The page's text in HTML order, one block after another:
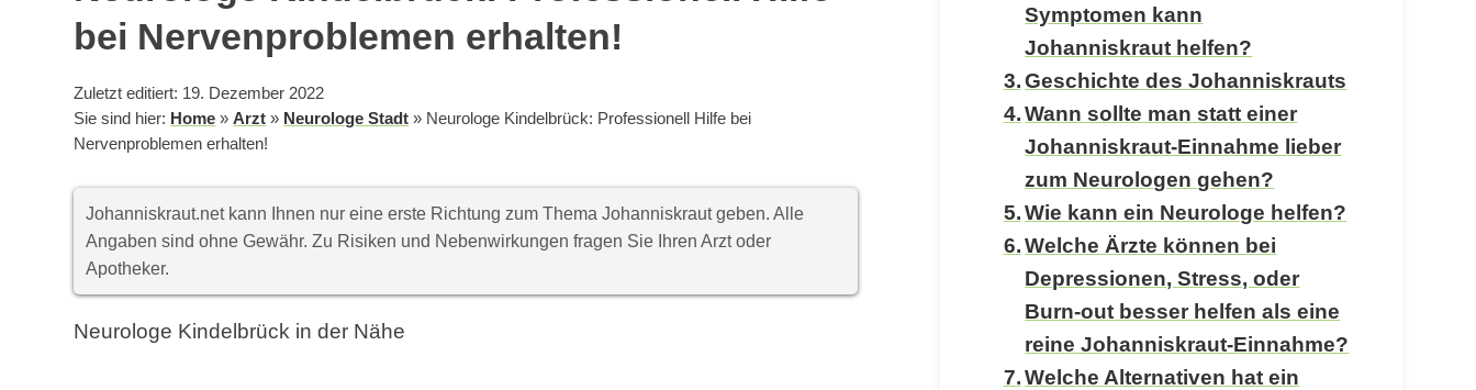
bei Nervenproblemen erhalten!
Zuletzt editiert: 19. Dezember 2022
Sie sind hier: Home »Arzt » Neurologe Stadt » Neurologe Kindelbrück: Professionell Hilfe bei
Nervenproblemen erhalten!
Johanniskraut.net kann Ihnen nur eine erste Richtung zum Thema Johanniskraut geben. Alle
Angaben sind ohne Gewähr. Zu Risiken und Nebenwirkungen fragen Sie Ihren Arzt oder
Apotheker.
Neurologe Kindelbrück in der Nähe
Symptomen kann
Johanniskraut helfen?
Geschichte des Johanniskrauts
Wann sollte man statt einer
Johanniskraut-Einnahme lieber
zum Neurologen gehen?
Wie kann ein Neurologe helfen?
Welche Ärzte können bei
Depressionen, Stress, oder
Burn-out besser helfen als eine
reine Johanniskraut-Einnahme?
Welche Alternativen hat ein